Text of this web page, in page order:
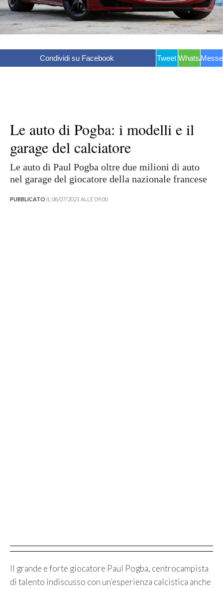
Condividi su Facebook Tweet WhatsApp
Le auto di Pogba: i modelli e il
garage del calciatore
Le auto di Paul Pogba oltre due milioni di auto
nel garage del giocatore della nazionale francese
PUBBLICATO IL 08/07/2021 ALLE 09:00
Il grande e forte giocatore Paul Pogba, centrocampista
di talento indiscusso con un’esperienza calcistica anche